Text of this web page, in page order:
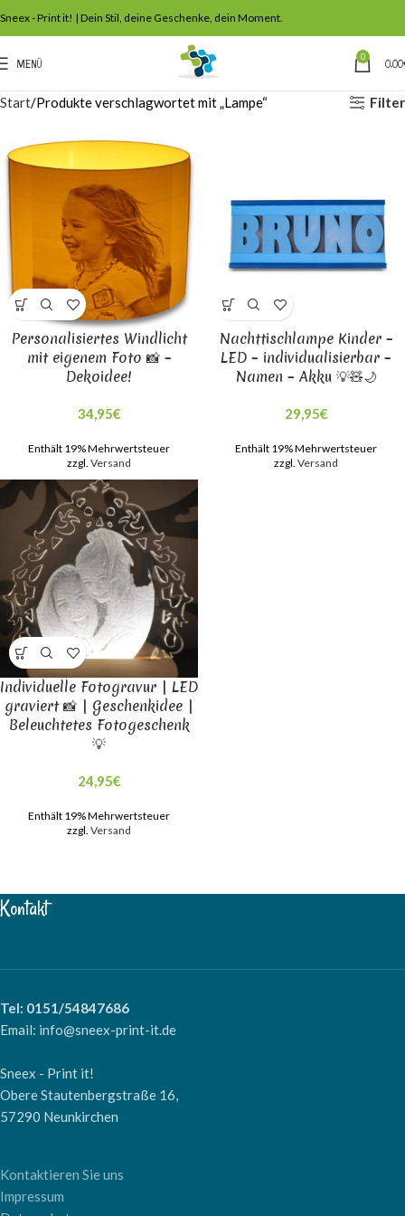
Sneex - Print it! | Dein Stil, deine Geschenke, dein Moment.
MENÜ 0 0,00
Start Produkte verschlagwortet mit „Lampe“ Filter
Personalisiertes Windlicht
mit eigenem Foto 📸 –
Dekoidee!
34,95€
Enthält 19% Mehrwertsteuer
zzgl. Versand
Nachttischlampe Kinder –
LED – individualisierbar –
Namen – Akku 💡🧸🌙
29,95€
Enthält 19% Mehrwertsteuer
zzgl. Versand
Individuelle Fotogravur | LED
graviert 📸 | Geschenkidee |
Beleuchtetes Fotogeschenk
💡
24,95€
Enthält 19% Mehrwertsteuer
zzgl. Versand
Kontakt
Tel: 0151/54847686
Email: info@sneex-print-it.de
Sneex - Print it!
Obere Stautenbergstraße 16,
57290 Neunkirchen
Kontaktieren Sie uns
Impressum